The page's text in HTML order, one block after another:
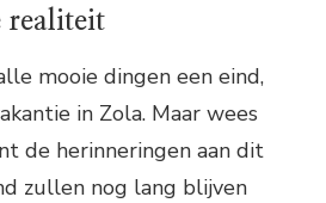
realiteit
mooie dingen een eind,
in Zola. Maar wees
de herinneringen aan dit
zullen nog lang blijven